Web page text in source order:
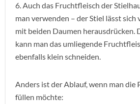
6. Auch das Fruchtfleisch der
man verwenden – der Stiel lässt sich
mit beiden Daumen herausdrücken.
kann man das umliegende
ebenfalls klein schneiden.
Anders ist der Ablauf, wenn man die
füllen möchte: